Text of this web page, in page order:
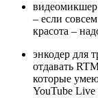
видеомикшер
– если
красота –
энкодер для
отдавать
которые
YouTube